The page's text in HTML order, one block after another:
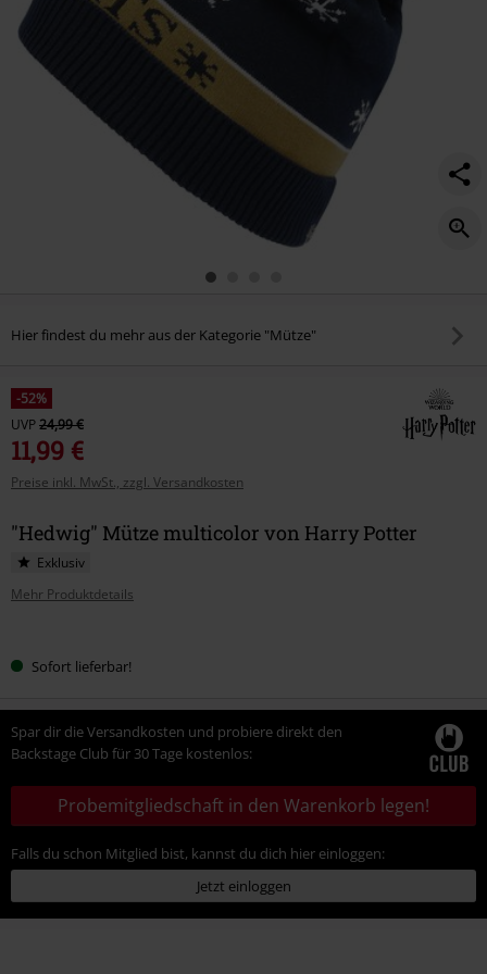
Hier findest du mehr aus der Kategorie "Mütze"
-52%
UVP24,99 €
11,99 €
Preise inkl. MwSt., zzgl. Versandkosten
"Hedwig" Mütze multicolor von Harry Potter
Exklusiv
Mehr Produktdetails
deineSofort lieferbar!
Spar dir die Versandkosten und probiere direkt den
Backstage Club für 30 Tage kostenlos:
Probemitgliedschaft in den Warenkorb legen!
Falls du schon Mitglied bist, kannst du dich hier einloggen:
Jetzt einloggen